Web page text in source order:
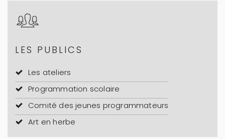
LES PUBLICS
Les ateliers
Programmation scolaire
Comité des jeunes programmateurs
Art en herbe